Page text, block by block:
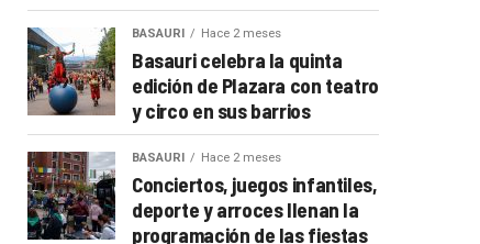
BASAURI Hace 2 meses
Basauri celebra la quinta
edición de Plazara con teatro
y circo en sus barrios
BASAURI Hace 2 meses
Conciertos, juegos infantiles,
deporte y arroces llenan la
programación de las fiestas